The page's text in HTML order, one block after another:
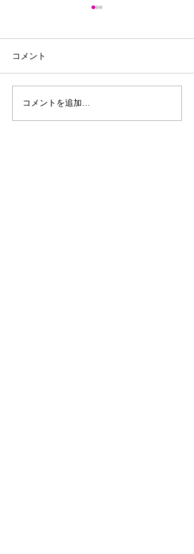
【写真上達】色彩構成・
平面構成・色彩心理【ミ
コメント
コメントを追加…